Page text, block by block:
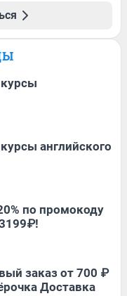
английского
по промокоду
заказ от 700 ₽
Доставка